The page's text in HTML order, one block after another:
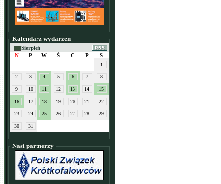
Kalendarz wydarzeń
Sierpień
N
P W Ś C P S
1
2 3 4 5 6 7 8
9 10 11 12 13 14 15
16 17 18 19 20 21 22
23 24 25 26 27 28 29
30 31
Nasi partnerzy